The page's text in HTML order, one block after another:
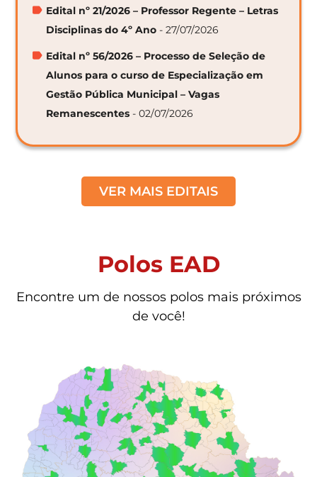
Edital nº 21/2026 – Professor Regente – Letras
Disciplinas do 4º Ano - 27/07/2026
Edital nº 56/2026 – Processo de Seleção de
Alunos para o curso de Especialização em
Gestão Pública Municipal – Vagas
Remanescentes - 02/07/2026
VER MAIS EDITAIS
Polos EAD
Encontre um de nossos polos mais próximos
de você!